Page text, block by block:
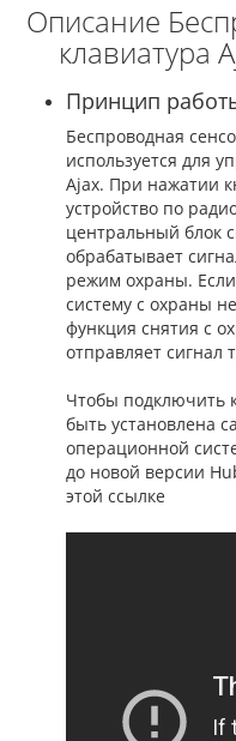
Описание
клавиатура
Принцип
Беспроводная
используется для
Ajax. При нажатии
устройство по
центральный блок
обрабатывает
режим охраны.
систему с охраны
функция снятия с
отправляет сигнал
Чтобы подключить
быть установлена
операционной
до новой версии
этой ссылке